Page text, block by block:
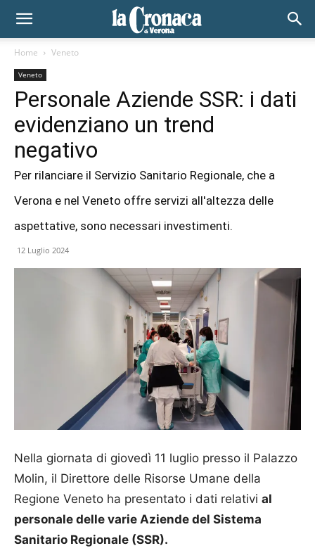
Home Veneto
Veneto
Personale Aziende SSR: i dati
evidenziano un trend
negativo
Per rilanciare il Servizio Sanitario Regionale, che a
Verona e nel Veneto offre servizi all'altezza delle
aspettative, sono necessari investimenti.
12 Luglio 2024
Nella giornata di giovedì 11 luglio presso il Palazzo
Molin, il Direttore delle Risorse Umane della
Regione Veneto ha presentato i dati relativi al
personale delle varie Aziende del Sistema
Sanitario Regionale (SSR).